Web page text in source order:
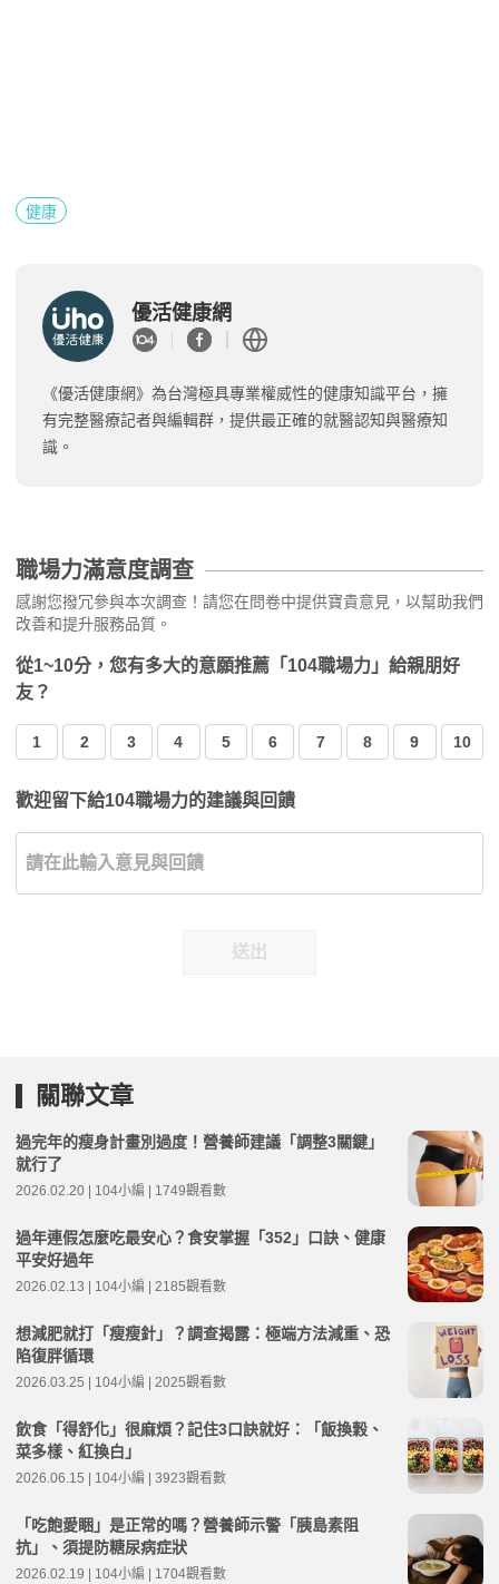
健康
優活健康網
《優活健康網》為台灣極具專業權威性的健康知識平台，擁
有完整醫療記者與編輯群，提供最正確的就醫認知與醫療知
識。
職場力滿意度調查
感謝您撥冗參與本次調查！請您在問卷中提供寶貴意見，以幫助我們
改善和提升服務品質。
從1~10分，您有多大的意願推薦「104職場力」給親朋好
友？
1 2 3 4 5 6 7 8 9 10
歡迎留下給104職場力的建議與回饋
送出
關聯文章
過完年的瘦身計畫別過度！營養師建議「調整3關鍵」
就行了
2026.02.20 | 104小編 | 1749觀看數
過年連假怎麼吃最安心？食安掌握「352」口訣、健康
平安好過年
2026.02.13 | 104小編 | 2185觀看數
想減肥就打「瘦瘦針」？調查揭露：極端方法減重、恐
陷復胖循環
2026.03.25 | 104小編 | 2025觀看數
飲食「得舒化」很麻煩？記住3口訣就好：「飯換穀、
菜多樣、紅換白」
2026.06.15 | 104小編 | 3923觀看數
「吃飽愛睏」是正常的嗎？營養師示警「胰島素阻
抗」、須提防糖尿病症狀
2026.02.19 | 104小編 | 1704觀看數